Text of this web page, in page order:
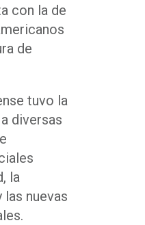
con la de
de
tuvo la
diversas
la
nuevas